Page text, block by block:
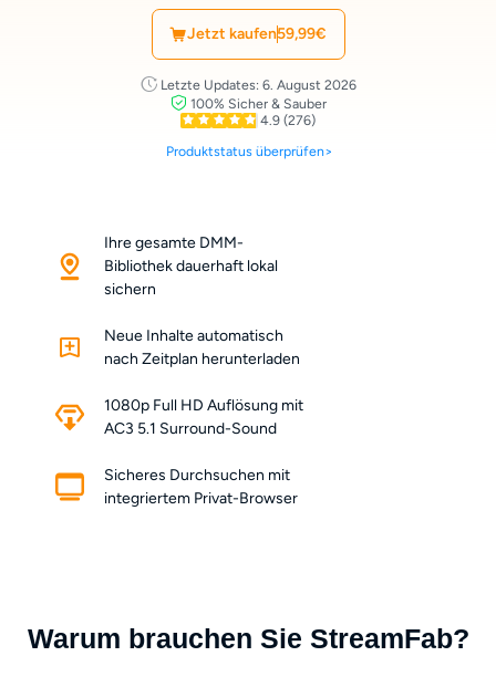
Jetzt kaufen59,99€
Letzte Updates: 6. August 2026
100% Sicher & Sauber
4.9 (276)
Produktstatus überprüfen>
Ihre gesamte DMM-
Bibliothek dauerhaft lokal
sichern
Neue Inhalte automatisch
nach Zeitplan herunterladen
1080p Full HD Auflösung mit
AC3 5.1 Surround-Sound
Sicheres Durchsuchen mit
integriertem Privat-Browser
Warum brauchen Sie StreamFab?